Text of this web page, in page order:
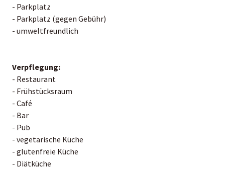
- Parkplatz
- Parkplatz (gegen Gebühr)
- umweltfreundlich
Verpflegung:
- Restaurant
- Frühstücksraum
- Café
- Bar
- Pub
- vegetarische Küche
- glutenfreie Küche
- Diätküche